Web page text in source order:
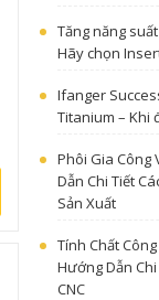
Tăng năng
Hãy chọn
Ifanger
Titanium – Khi
Phôi Gia Công
Dẫn Chi Tiết
Sản Xuất
Tính Chất
Hướng Dẫn
CNC